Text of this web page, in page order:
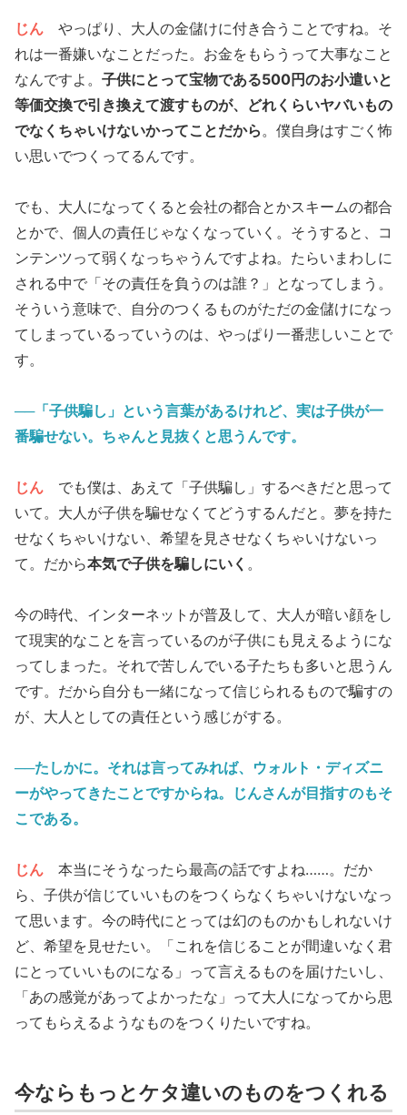
じん やっぱり、大人の金儲けに付き合うことですね。そ
れは一番嫌いなことだった。お金をもらうって大事なこと
なんですよ。 子供にとって宝物である500円のお小遣いと
等価交換で引き換えて渡すものが、どれくらいヤバいもの
でなくちゃいけないかってことだから。僕自身はすごく怖
い思いでつくってるんです。
でも、大人になってくると会社の都合とかスキームの都合
とかで、個人の責任じゃなくなっていく。そうすると、コ
ンテンツって弱くなっちゃうんですよね。たらいまわしに
される中で「その責任を負うのは誰？」となってしまう。
そういう意味で、自分のつくるものがただの金儲けになっ
てしまっているっていうのは、やっぱり一番悲しいことで
す。
──「子供騙し」という言葉があるけれど、実は子供が一
番騙せない。ちゃんと見抜くと思うんです。
じん でも僕は、あえて「子供騙し」するべきだと思って
いて。大人が子供を騙せなくてどうするんだと。夢を持た
せなくちゃいけない、希望を見させなくちゃいけないっ
て。だから本気で子供を騙しにいく 。
今の時代、インターネットが普及して、大人が暗い顔をし
て現実的なことを言っているのが子供にも見えるようにな
ってしまった。それで苦しんでいる子たちも多いと思うん
です。だから自分も一緒になって信じられるもので騙すの
が、大人としての責任という感じがする。
──たしかに。それは言ってみれば、ウォルト・ディズニ
ーがやってきたことですからね。じんさんが目指すのもそ
こである。
じん 本当にそうなったら最高の話ですよね……。だか
ら、子供が信じていいものをつくらなくちゃいけないなっ
て思います。今の時代にとっては幻のものかもしれないけ
ど、希望を見せたい。「これを信じることが間違いなく君
にとっていいものになる」って言えるものを届けたいし、
「あの感覚があってよかったな」って大人になってから思
ってもらえるようなものをつくりたいですね。
今ならもっとケタ違いのものをつくれる